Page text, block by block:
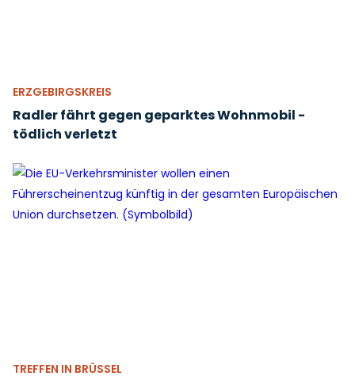
ERZGEBIRGSKREIS
Radler fährt gegen geparktes Wohnmobil -
tödlich verletzt
TREFFEN IN BRÜSSEL